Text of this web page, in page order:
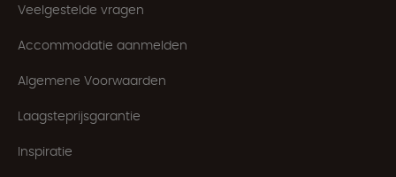
Veelgestelde vragen
Accommodatie aanmelden
Algemene Voorwaarden
Laagsteprijsgarantie
Inspiratie